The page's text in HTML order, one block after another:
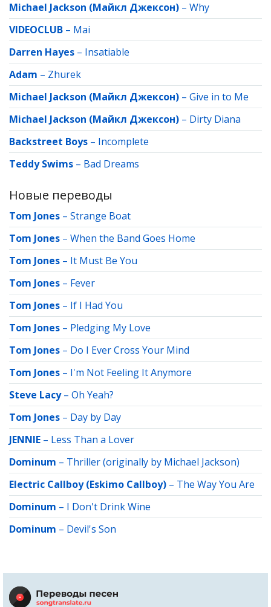
Michael Jackson (Майкл Джексон) – Why
VIDEOCLUB – Mai
Darren Hayes – Insatiable
Adam – Zhurek
Michael Jackson (Майкл Джексон) – Give in to Me
Michael Jackson (Майкл Джексон) – Dirty Diana
Backstreet Boys – Incomplete
Teddy Swims – Bad Dreams
Новые переводы
Tom Jones – Strange Boat
Tom Jones – When the Band Goes Home
Tom Jones – It Must Be You
Tom Jones – Fever
Tom Jones – If I Had You
Tom Jones – Pledging My Love
Tom Jones – Do I Ever Cross Your Mind
Tom Jones – I'm Not Feeling It Anymore
Steve Lacy– Oh Yeah?
Tom Jones – Day by Day
JENNIE – Less Than a Lover
Dominum – Thriller (originally by Michael Jackson)
Electric Callboy (Eskimo Callboy) – The Way You Are
Dominum – I Don't Drink Wine
Dominum – Devil's Son